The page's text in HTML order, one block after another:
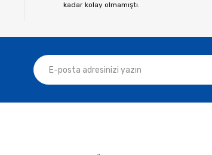
kadar kolay olmamıştı.